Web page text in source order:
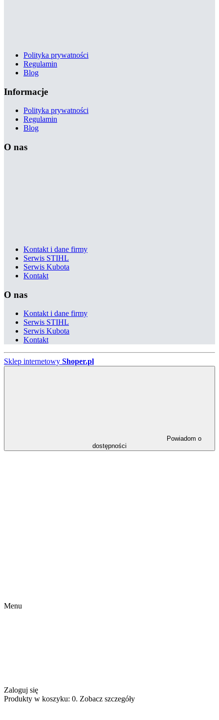
Polityka prywatności
Regulamin
Blog
Informacje
Polityka prywatności
Regulamin
Blog
O nas
Kontakt i dane firmy
Serwis STIHL
Serwis Kubota
Kontakt
O nas
Kontakt i dane firmy
Serwis STIHL
Serwis Kubota
Kontakt
Sklep internetowy Shoper.pl
dostępności
Menu
Zaloguj się
Produkty w koszyku: 0. Zobacz szczegóły